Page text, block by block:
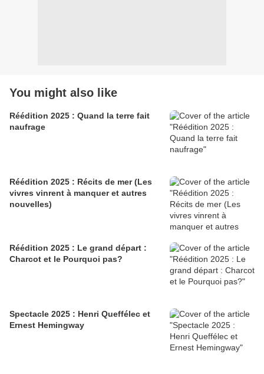
You might also like
Réédition 2025 : Quand la terre fait
naufrage
Réédition 2025 : Récits de mer (Les
vivres vinrent à manquer et autres
nouvelles)
Réédition 2025 : Le grand départ :
Charcot et le Pourquoi pas?
Spectacle 2025 : Henri Queffélec et
Ernest Hemingway